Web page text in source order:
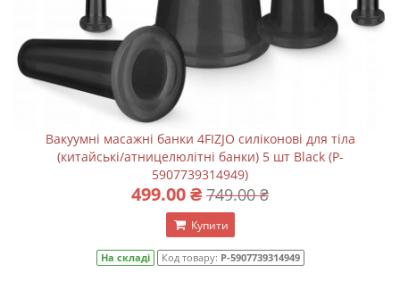
Вакуумні масажні банки 4FIZJO силіконові для тіла
(китайські/атницелюлітні банки) 5 шт Black (P-
5907739314949)
499.00 ₴ 749.00 ₴
Купити
На складі Код товару: P-5907739314949